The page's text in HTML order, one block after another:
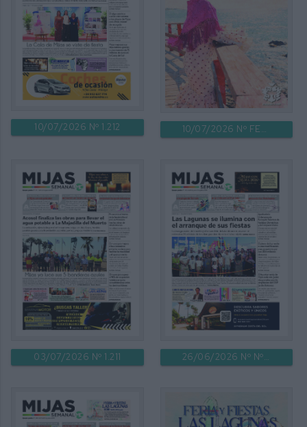
10/07/2026 Nº 1.212 10/07/2026 Nº FERIA DE LA CALA DE MIJAS 2026
03/07/2026 Nº 1.211 26/06/2026 Nº Nº 1.210